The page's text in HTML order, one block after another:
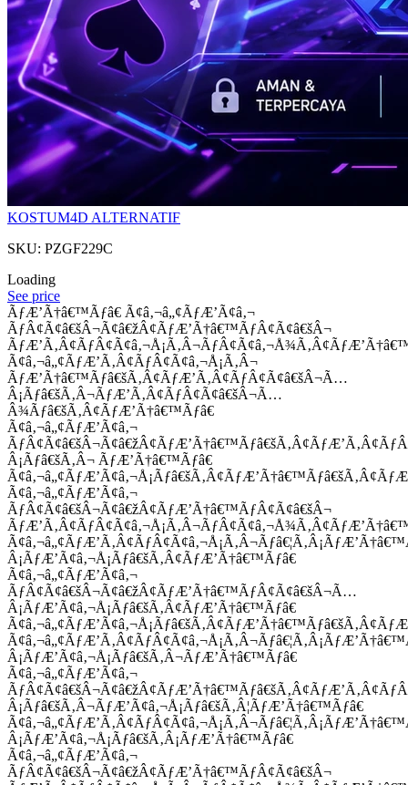
KOSTUM4D ALTERNATIF
SKU: PZGF229C
Loading
See price
ÃƒÆ’Ã†â€™Ãƒâ€ Ã¢â‚¬â„¢ÃƒÆ’Ã¢â‚¬
ÃƒÂ¢Ã¢â€šÂ¬Ã¢â€žÂ¢ÃƒÆ’Ã†â€™ÃƒÂ¢Ã¢â€šÂ¬
Ã¢â‚¬â„¢ÃƒÆ’Ã‚Â¢ÃƒÂ¢Ã¢â‚¬Å¡Ã‚Â¬
ÃƒÆ’Ã†â€™Ãƒâ€šÃ‚Â¢ÃƒÆ’Ã‚Â¢ÃƒÂ¢Ã¢â€šÂ¬Ã…
Â¡Ãƒâ€šÃ‚Â¬ÃƒÆ’Ã‚Â¢ÃƒÂ¢Ã¢â€šÂ¬Ã…
Â¾Ãƒâ€šÃ‚Â¢ÃƒÆ’Ã†â€™Ãƒâ€
Ã¢â‚¬â„¢ÃƒÆ’Ã¢â‚¬
Â¡Ãƒâ€šÃ‚Â¬ ÃƒÆ’Ã†â€™Ãƒâ€
Ã¢â‚¬â„¢ÃƒÆ’Ã¢â‚¬
ÃƒÂ¢Ã¢â€šÂ¬Ã¢â€žÂ¢ÃƒÆ’Ã†â€™ÃƒÂ¢Ã¢â€šÂ¬
Â¡ÃƒÆ’Ã¢â‚¬Å¡Ãƒâ€šÃ‚Â¢ÃƒÆ’Ã†â€™Ãƒâ€
Ã¢â‚¬â„¢ÃƒÆ’Ã¢â‚¬
ÃƒÂ¢Ã¢â€šÂ¬Ã¢â€žÂ¢ÃƒÆ’Ã†â€™ÃƒÂ¢Ã¢â€šÂ¬Ã…
Â¡ÃƒÆ’Ã¢â‚¬Å¡Ãƒâ€šÃ‚Â¢ÃƒÆ’Ã†â€™Ãƒâ€
Â¡ÃƒÆ’Ã¢â‚¬Å¡Ãƒâ€šÃ‚Â¬ÃƒÆ’Ã†â€™Ãƒâ€
Ã¢â‚¬â„¢ÃƒÆ’Ã¢â‚¬
Â¡Ãƒâ€šÃ‚Â¬ÃƒÆ’Ã¢â‚¬Å¡Ãƒâ€šÃ‚Â¦ÃƒÆ’Ã†â€™Ãƒâ€
Â¡ÃƒÆ’Ã¢â‚¬Å¡Ãƒâ€šÃ‚Â¡ÃƒÆ’Ã†â€™Ãƒâ€
Ã¢â‚¬â„¢ÃƒÆ’Ã¢â‚¬
ÃƒÂ¢Ã¢â€šÂ¬Ã¢â€žÂ¢ÃƒÆ’Ã†â€™ÃƒÂ¢Ã¢â€šÂ¬